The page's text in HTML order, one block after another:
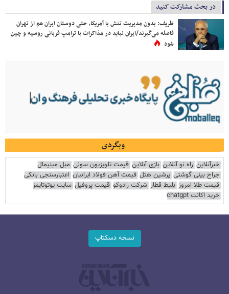
در بحث مشارکت کنید
ظریف: بدون مدیریت تنش با آمریکا، حتی دوستان ایران هم از تهران
فاصله می‌گیرند/ایران نباید در مذاکرات با ترامپ قربانی روسیه و چین
شود
وبگردی
خبرآنلاین راه نو آنلاین بازی آنلاین قیمت تلویزیون سونی مبل مینیمال
جراح بینی گوشتی پرشین هتل قیمت آهن فولاد ایرانیان اعتبارسنجی بانکی
قیمت طلا امروز بلیط قطار شرکت رادوکو قیمت پروفیل سایت یوتوتایمز
خرید اکانت chatgpt
نسخه دسکتاپ